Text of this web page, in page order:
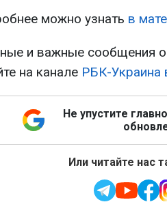
можно узнать в
и важные сообщения
на канале РБК-Украина
Не упустите
Или читайте нас